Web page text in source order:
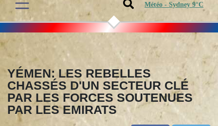
Météo - Sydney 9°C
YÉMEN: LES REBELLES
CHASSÉS D'UN SECTEUR CLÉ
PAR LES FORCES SOUTENUES
PAR LES EMIRATS